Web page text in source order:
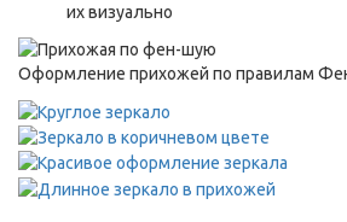
их визуально
Оформление прихожей по правилам